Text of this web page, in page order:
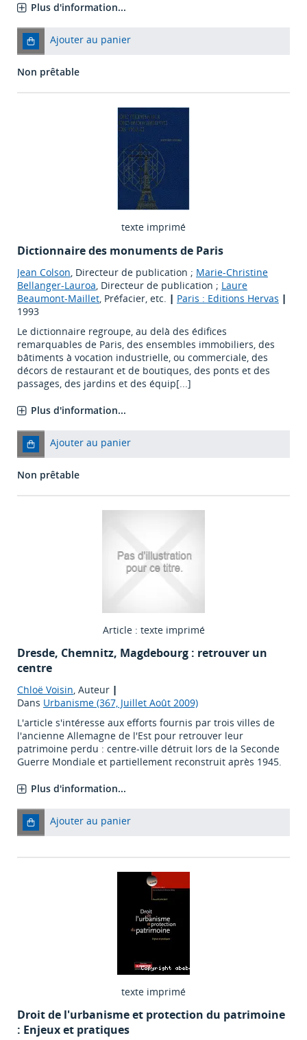
Plus d'information...
Ajouter au panier
Non prêtable
texte imprimé
Dictionnaire des monuments de Paris
Jean Colson, Directeur de publication ; Marie-Christine
Bellanger-Lauroa, Directeur de publication ; Laure
Beaumont-Maillet, Préfacier, etc. | Paris : Editions Hervas |
1993
Le dictionnaire regroupe, au delà des édifices
remarquables de Paris, des ensembles immobiliers, des
bâtiments à vocation industrielle, ou commerciale, des
décors de restaurant et de boutiques, des ponts et des
passages, des jardins et des équip[...]
Plus d'information...
Ajouter au panier
Non prêtable
Article : texte imprimé
Dresde, Chemnitz, Magdebourg : retrouver un
centre
Chloë Voisin, Auteur |
Dans Urbanisme (367, Juillet Août 2009)
L'article s'intéresse aux efforts fournis par trois villes de
l'ancienne Allemagne de l'Est pour retrouver leur
patrimoine perdu : centre-ville détruit lors de la Seconde
Guerre Mondiale et partiellement reconstruit après 1945.
Plus d'information...
Ajouter au panier
texte imprimé
Droit de l'urbanisme et protection du patrimoine
: Enjeux et pratiques